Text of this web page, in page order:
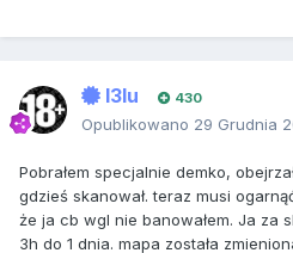
I3lu 430
Opublikowano 29 Grudnia
Pobrałem specjalnie demko,
gdzieś skanował. teraz musi
że ja cb wgl nie banowałem. Ja za
3h do 1 dnia. mapa została